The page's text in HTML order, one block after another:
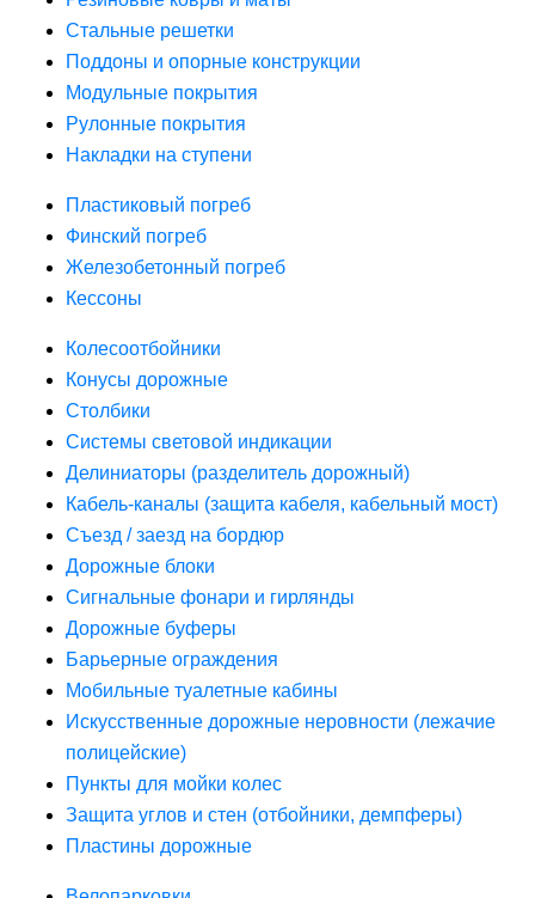
Стальные решетки
Поддоны и опорные конструкции
Модульные покрытия
Рулонные покрытия
Накладки на ступени
Пластиковый погреб
Финский погреб
Железобетонный погреб
Кессоны
Колесоотбойники
Конусы дорожные
Столбики
Системы световой индикации
Делиниаторы (разделитель дорожный)
Кабель-каналы (защита кабеля, кабельный мост)
Съезд / заезд на бордюр
Дорожные блоки
Сигнальные фонари и гирлянды
Дорожные буферы
Барьерные ограждения
Мобильные туалетные кабины
Искусственные дорожные неровности (лежачие
полицейские)
Пункты для мойки колес
Защита углов и стен (отбойники, демпферы)
Пластины дорожные